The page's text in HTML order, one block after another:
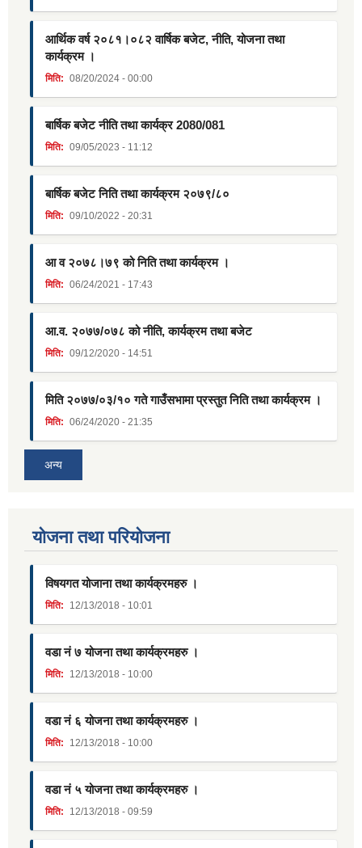
आर्थिक वर्ष २०८१।०८२ वार्षिक बजेट, नीति, योजना तथा
कार्यक्रम ।
मिति: 08/20/2024 - 00:00
बार्षिक बजेट नीति तथा कार्यक्र 2080/081
मिति: 09/05/2023 - 11:12
बार्षिक बजेट निति तथा कार्यक्रम २०७९/८०
मिति: 09/10/2022 - 20:31
आ व २०७८।७९ को निति तथा कार्यक्रम ।
मिति: 06/24/2021 - 17:43
आ.व. २०७७/०७८ को नीति, कार्यक्रम तथा बजेट
मिति: 09/12/2020 - 14:51
मिति २०७७/०३/१० गते गाउँसभामा प्रस्तुत निति तथा कार्यक्रम ।
मिति: 06/24/2020 - 21:35
अन्य
याेजना तथा परियाेजना
विषयगत योजाना तथा कार्यक्रमहरु ।
मिति: 12/13/2018 - 10:01
वडा नं ७ योजना तथा कार्यक्रमहरु ।
मिति: 12/13/2018 - 10:00
वडा नं ६ योजना तथा कार्यक्रमहरु ।
मिति: 12/13/2018 - 10:00
वडा नं ५ योजना तथा कार्यक्रमहरु ।
मिति: 12/13/2018 - 09:59